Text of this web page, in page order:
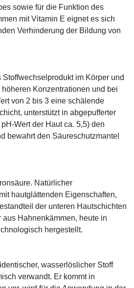
sowie für die Funktion des
mit Vitamin E eignet es sich
Verhinderung der Bildung von
Stoffwechselprodukt im Körper und
Konzentrationen und bei
von 2 bis 3 eine schälende
unterstützt in abgepufferter
Wert der Haut ca. 5,5) den
bewahrt den Säureschutzmantel
Natürlicher
hautglättenden Eigenschaften,
der unteren Hautschichten
aus Hahnenkämmen, heute in
hergestellt.
wasserlöslicher Stoff
verwandt. Er kommt in